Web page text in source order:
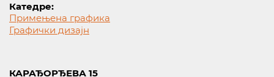
Катедре:
Примењена графика
Графички дизајн
КАРАЂОРЂЕВА 15